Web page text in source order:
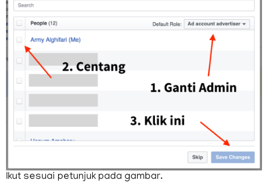
Jika sudah semua, klik
jika
approved Anda akan melihat kotak seperti ini: